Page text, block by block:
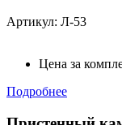
Артикул: Л-53
Цена за
Подробнее